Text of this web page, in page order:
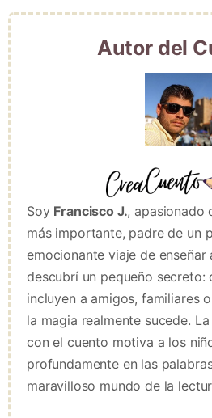
Autor del
Soy Francisco J., apasionado
más importante, padre de un
emocionante viaje de enseñar
descubrí un pequeño secreto:
incluyen a amigos, familiares
la magia realmente sucede.
con el cuento motiva a los
profundamente en las
maravilloso mundo de la